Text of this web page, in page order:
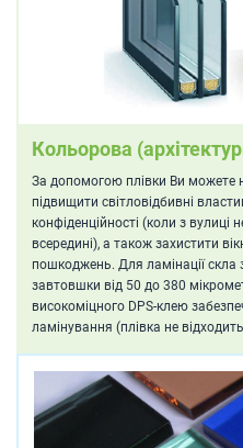
Кольорова
За допомогою плівки Ви можете
підвищити світловідбивні
конфіденційності (коли з вулиці
всередині), а також захистити
пошкоджень. Для ламінації скла
завтовшки від 50 до 380
високоміцного DPS-клею
ламінування (плівка не